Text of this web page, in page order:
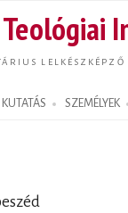
LELKÉSZKÉPZŐ
KUTATÁS SZEMÉLYEK